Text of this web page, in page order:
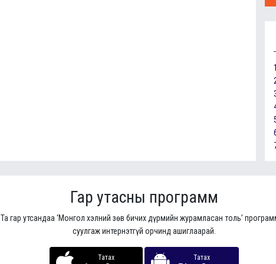
Гар утасны программ
Та гар утсандаа ‘Монгол хэлний зөв бичих дүрмийн журамласан толь’
суулгаж интернэтгүй орчинд ашиглаарай.
Татах Татах